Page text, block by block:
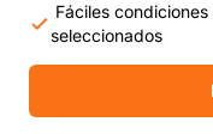
Fáciles
seleccionados